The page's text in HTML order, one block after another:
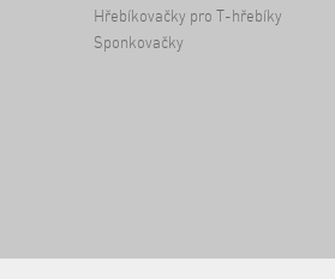
Hřebíkovačky pro T-hřebíky
Sponkovačky